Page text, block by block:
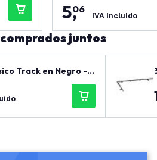
5,
06
IVA incluido
juntos
Track en Negro - 1